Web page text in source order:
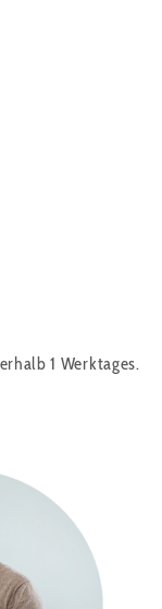
1 Werktages.